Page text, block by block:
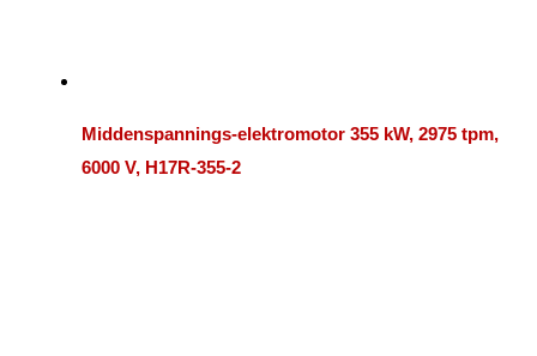
Middenspannings-elektromotor 355 kW, 2975 tpm,
6000 V, H17R-355-2